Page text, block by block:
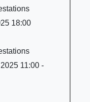
18:00
11:00 -